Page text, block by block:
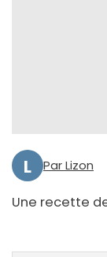
L Par Lizon
Une recette